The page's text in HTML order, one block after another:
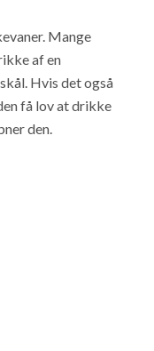
Mange
af en
Hvis det også
få lov at drikke
den.